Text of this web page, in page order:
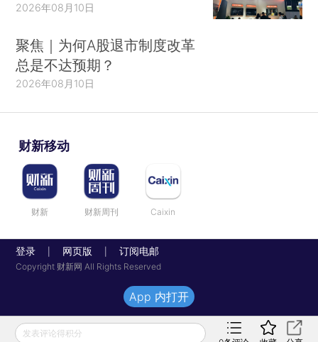
2026年08月10日
聚焦｜为何A股退市制度改革
总是不达预期？
2026年08月10日
财新移动
财新 财新周刊 Caixin
登录 网页版 订阅电邮
Copyright 财新网 All Rights Reserved
发表评论得积分
App 内打开